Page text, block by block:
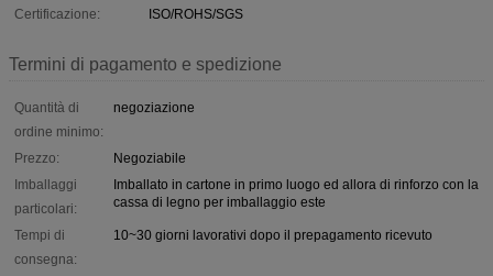
Certificazione:
ISO/ROHS/SGS
Termini di pagamento e spedizione
Quantità di
ordine minimo:
negoziazione
Prezzo:
Negoziabile
Imballaggi
particolari:
Imballato in cartone in primo luogo ed allora di rinforzo con la
cassa di legno per imballaggio este
Tempi di
consegna:
10~30 giorni lavorativi dopo il prepagamento ricevuto